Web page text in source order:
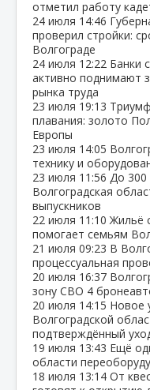
отметил работу
24 июля 14:46
проверил стройки:
Волгограде
24 июля 12:22 Банки
активно поднимают
рынка труда
23 июля 19:13
плавания: золото
Европы
23 июля 14:05
технику и
23 июля 11:56 До 300
Волгоградская
выпускников
22 июля 11:10 Жильё
помогает семьям
21 июля 09:23 В
процессуальная
20 июля 16:37
зону СВО 4
20 июля 14:15 Новое
Волгоградской
подтверждённый
19 июля 13:43 Ещё
области
18 июля 13:14 От